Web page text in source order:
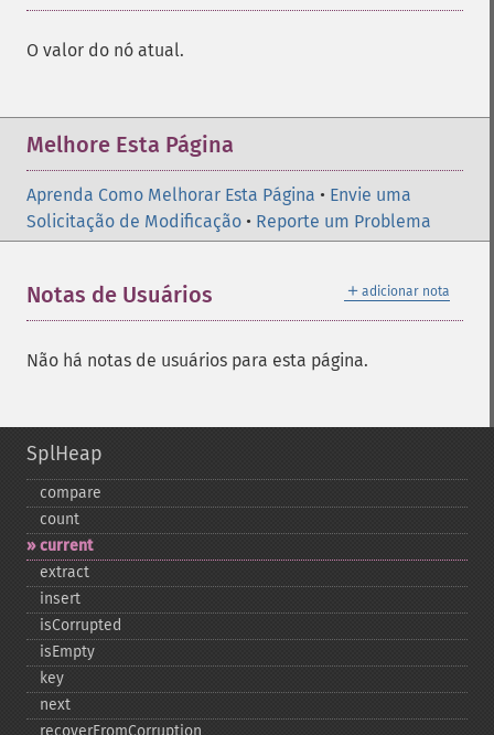
O valor do nó atual.
Melhore Esta Página
Aprenda Como Melhorar Esta Página • Envie uma
Solicitação de Modificação • Reporte um Problema
＋ adicionar nota
Notas de Usuários
Não há notas de usuários para esta página.
SplHeap
compare
count
current
extract
insert
isCorrupted
isEmpty
key
next
recoverFromCorruption